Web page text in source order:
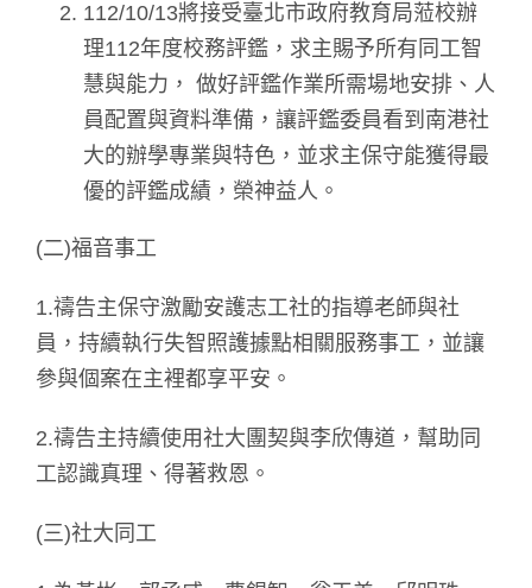
112/10/13將接受臺北市政府教育局蒞校辦
理112年度校務評鑑，求主賜予所有同工智
慧與能力， 做好評鑑作業所需場地安排、人
員配置與資料準備，讓評鑑委員看到南港社
大的辦學專業與特色，並求主保守能獲得最
優的評鑑成績，榮神益人。
(二)福音事工
1.禱告主保守激勵安護志工社的指導老師與社
員，持續執行失智照護據點相關服務事工，並讓
參與個案在主裡都享平安。
2.禱告主持續使用社大團契與李欣傳道，幫助同
工認識真理、得著救恩。
(三)社大同工